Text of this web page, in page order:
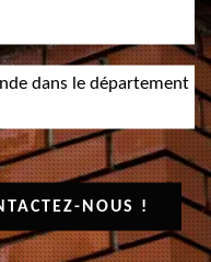
dans le département
NOUS !